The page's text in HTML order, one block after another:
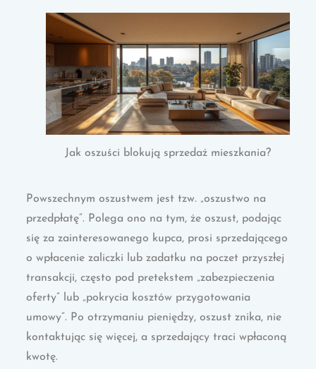
Jak oszuści blokują sprzedaż mieszkania?
Powszechnym oszustwem jest tzw. „oszustwo na
przedpłatę”. Polega ono na tym, że oszust, podając
się za zainteresowanego kupca, prosi sprzedającego
o wpłacenie zaliczki lub zadatku na poczet przyszłej
transakcji, często pod pretekstem „zabezpieczenia
oferty” lub „pokrycia kosztów przygotowania
umowy”. Po otrzymaniu pieniędzy, oszust znika, nie
kontaktując się więcej, a sprzedający traci wpłaconą
kwotę.